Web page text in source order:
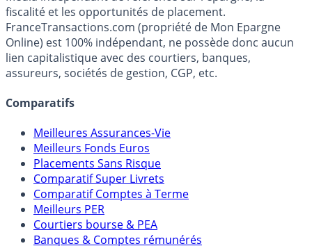
Premier guide épargne de France, en ligne depuis 2001.
Média indépendant de référence sur l'épargne, la
fiscalité et les opportunités de placement.
FranceTransactions.com (propriété de Mon Epargne
Online) est 100% indépendant, ne possède donc aucun
lien capitalistique avec des courtiers, banques,
assureurs, sociétés de gestion, CGP, etc.
Comparatifs
Meilleures Assurances-Vie
Meilleurs Fonds Euros
Placements Sans Risque
Comparatif Super Livrets
Comparatif Comptes à Terme
Meilleurs PER